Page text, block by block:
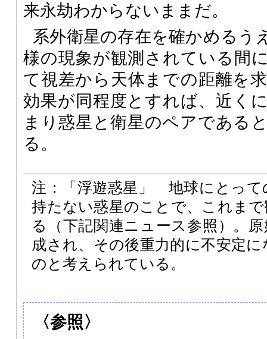
来永劫わからないままだ。
系外衛星の存在を確かめるう
様の現象が観測されている間
て視差から天体までの距離を
効果が同程度とすれば、近く
まり惑星と衛星のペアである
る。
注：「浮遊惑星」 地球にとって
持たない惑星のことで、これま
る（下記関連ニュース参照）。
成され、その後重力的に不安定
のと考えられている。
〈参照〉